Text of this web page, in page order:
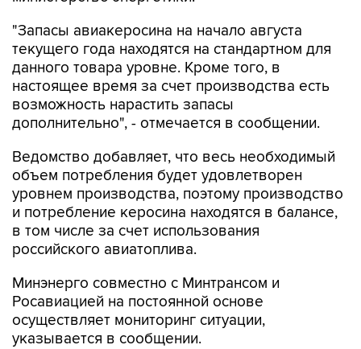
"Запасы авиакеросина на начало августа
текущего года находятся на стандартном для
данного товара уровне. Кроме того, в
настоящее время за счет производства есть
возможность нарастить запасы
дополнительно", - отмечается в сообщении.
Ведомство добавляет, что весь необходимый
объем потребления будет удовлетворен
уровнем производства, поэтому производство
и потребление керосина находятся в балансе,
в том числе за счет использования
российского авиатоплива.
Минэнерго совместно с Минтрансом и
Росавиацией на постоянной основе
осуществляет мониторинг ситуации,
указывается в сообщении.